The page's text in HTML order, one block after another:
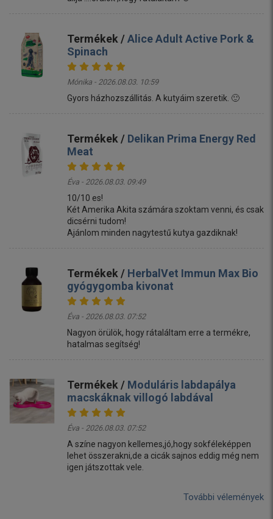
Termékek /Alice Adult Active Pork &
Spinach
Mónika - 2026.08.03. 10:59
Gyors házhozszállitás. A kutyáim szeretik. 🙂
Termékek / Delikan Prima Energy Red
Meat
Éva - 2026.08.03. 09:49
10/10 es!
Két Amerika Akita számára szoktam venni, és csak
dicsérni tudom!
Ajánlom minden nagytestű kutya gazdiknak!
Termékek / HerbalVet Immun Max Bio
gyógygomba kivonat
Éva - 2026.08.03. 07:52
Nagyon örülök, hogy rátaláltam erre a termékre,
hatalmas segítség!
Termékek / Moduláris labdapálya
macskáknak villogó labdával
Éva - 2026.08.03. 07:52
A színe nagyon kellemes,jó,hogy sokféleképpen
lehet összerakni,de a cicák sajnos eddig még nem
igen játszottak vele.
További vélemények